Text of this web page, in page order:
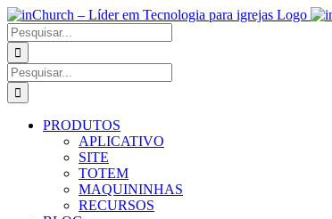
PRODUTOS
APLICATIVO
SITE
TOTEM
MAQUININHAS
RECURSOS